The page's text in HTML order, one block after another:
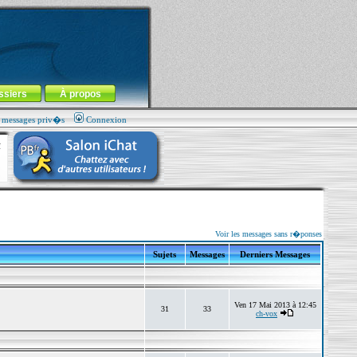
À propos
priv�s Connexion
Voir les messages sans r�ponses
Sujets Messages Derniers Messages
31 33
Ven 17 Mai 2013 à 12:45
ch-vox